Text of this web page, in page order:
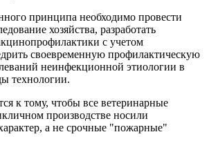
принципа необходимо провести
хозяйства, разработать
с учетом
своевременную профилактическую
неинфекционной этиологии в
технологии.
к тому, чтобы все ветеринарные
производстве носили
а не срочные "пожарные"